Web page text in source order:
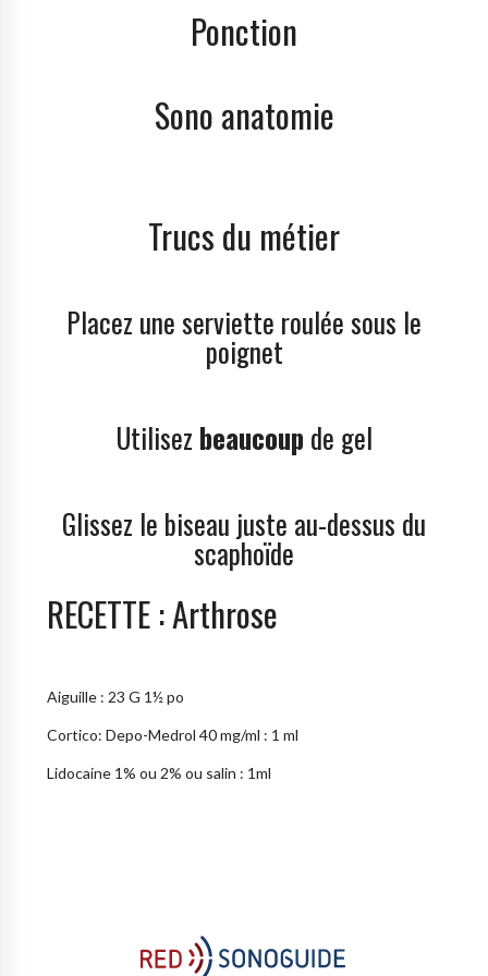
Ponction
Sono anatomie
Trucs du métier
Placez une serviette roulée sous le
poignet
Utilisez beaucoup de gel
Glissez le biseau juste au-dessus du
scaphoïde
RECETTE : Arthrose
Aiguille : 23 G 1½ po
Cortico: Depo-Medrol 40 mg/ml : 1 ml
Lidocaine 1% ou 2% ou salin : 1ml